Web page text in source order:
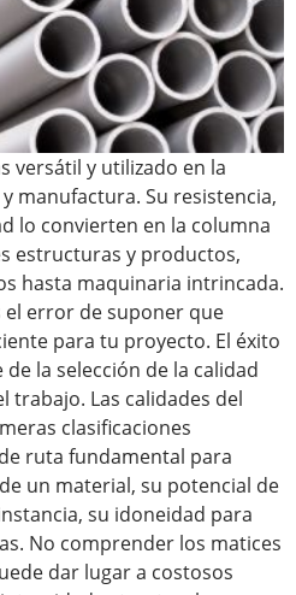
versátil y utilizado en la
manufactura. Su resistencia,
lo convierten en la columna
estructuras y productos,
hasta maquinaria intrincada.
el error de suponer que
para tu proyecto. El éxito
la selección de la calidad
trabajo. Las calidades del
clasificaciones
ruta fundamental para
un material, su potencial de
su idoneidad para
No comprender los matices
dar lugar a costosos